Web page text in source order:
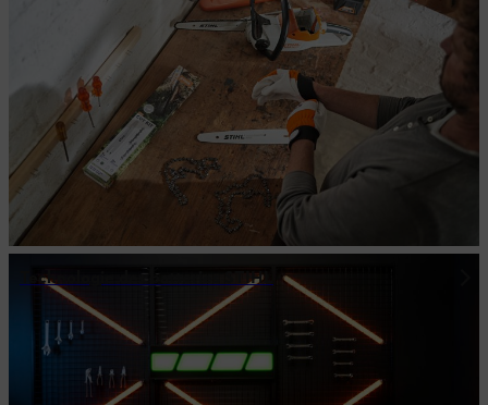
Technologie des batteries STIHL